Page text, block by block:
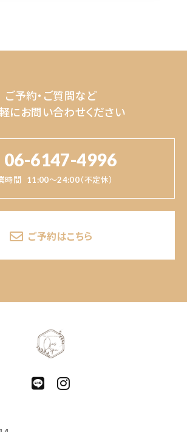
ご予約・ご質問など
にお問い合わせください
06-6147-4996
時間 11:00～24:00（不定休）
ご予約はこちら